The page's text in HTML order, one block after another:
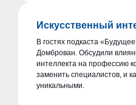
Искусственный
В гостях подкаста
Домброван. Обсудили
интеллекта на профессию
заменить специалистов, и
уникальными.